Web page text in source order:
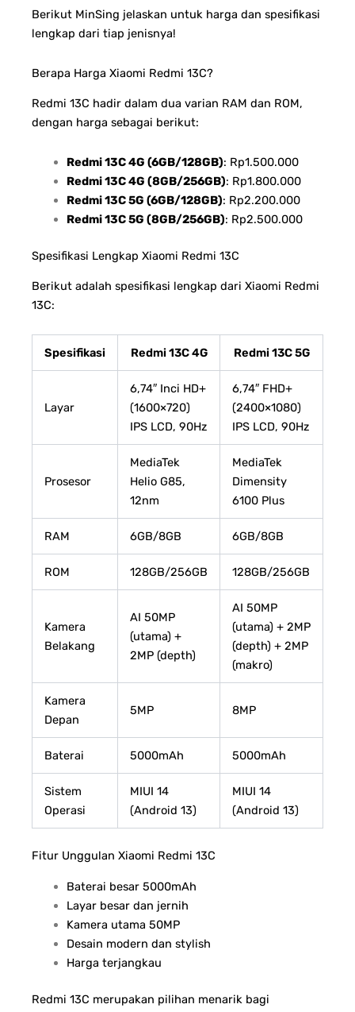
Berikut MinSing jelaskan untuk harga dan spesifikasi
lengkap dari tiap jenisnya!
Berapa Harga Xiaomi Redmi 13C?
Redmi 13C hadir dalam dua varian RAM dan ROM,
dengan harga sebagai berikut:
Redmi 13C 4G (6GB/128GB): Rp1.500.000
Redmi 13C 4G (8GB/256GB): Rp1.800.000
Redmi 13C 5G (6GB/128GB): Rp2.200.000
Redmi 13C 5G (8GB/256GB): Rp2.500.000
Spesifikasi Lengkap Xiaomi Redmi 13C
Berikut adalah spesifikasi lengkap dari Xiaomi Redmi
13C:
Spesifikasi Redmi 13C 4G Redmi 13C 5G
Layar
6,74″ Inci HD+
(1600×720)
IPS LCD, 90Hz
6,74″ FHD+
(2400×1080)
IPS LCD, 90Hz
Prosesor
MediaTek
Helio G85,
12nm
MediaTek
Dimensity
6100 Plus
RAM 6GB/8GB 6GB/8GB
ROM 128GB/256GB 128GB/256GB
Kamera
Belakang
AI 50MP
(utama) +
2MP (depth)
AI 50MP
(utama) + 2MP
(depth) + 2MP
(makro)
Kamera
Depan
5MP 8MP
Baterai 5000mAh 5000mAh
Sistem
Operasi
MIUI 14
(Android 13)
MIUI 14
(Android 13)
Fitur Unggulan Xiaomi Redmi 13C
Baterai besar 5000mAh
Layar besar dan jernih
Kamera utama 50MP
Desain modern dan stylish
Harga terjangkau
Redmi 13C merupakan pilihan menarik bagi